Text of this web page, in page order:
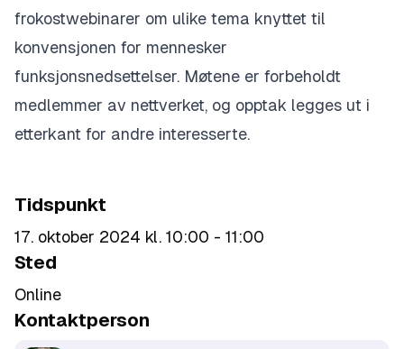
frokostwebinarer om ulike tema knyttet til
konvensjonen for mennesker
funksjonsnedsettelser. Møtene er forbeholdt
medlemmer av nettverket, og opptak legges ut i
etterkant for andre interesserte.
Tidspunkt
17. oktober 2024 kl. 10:00 - 11:00
Sted
Online
Kontaktperson